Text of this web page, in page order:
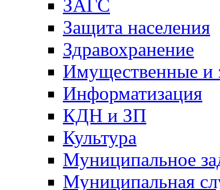
ЗАГС
Защита населения
Здравохранение
Имущественные и
Информатизация
КДН и ЗП
Культура
Муниципальное
Муниципальная